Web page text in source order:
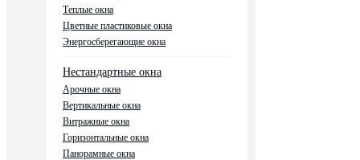
Теплые окна
Цветные пластиковые окна
Энергосберегающие окна
Нестандартные окна
Арочные окна
Вертикальные окна
Витражные окна
Горизонтальные окна
Панорамные окна